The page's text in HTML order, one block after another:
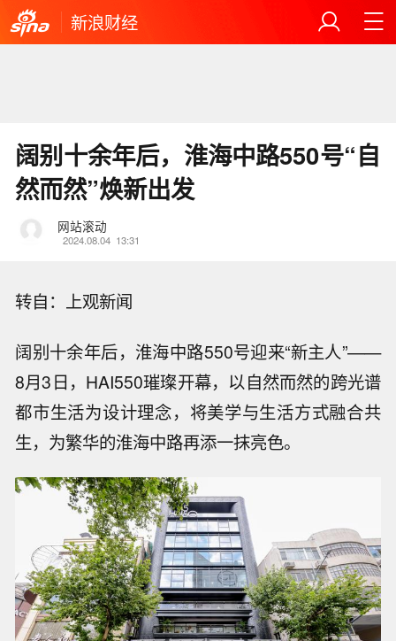
新浪财经
阔别十余年后，淮海中路550号“自
然而然”焕新出发
网站滚动
2024.08.04 13:31
转自：上观新闻
阔别十余年后，淮海中路550号迎来“新主人”——
8月3日，HAI550璀璨开幕，以自然而然的跨光谱
都市生活为设计理念，将美学与生活方式融合共
生，为繁华的淮海中路再添一抹亮色。